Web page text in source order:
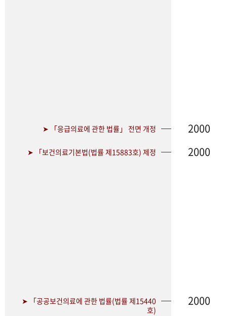
➤ 「응급의료에 관한 법률」 전면 개정 2000
➤ 「보건의료기본법(법률 제15883호) 제정 2000
➤ 「공공보건의료에 관한 법률(법률 제15440
호)
2000